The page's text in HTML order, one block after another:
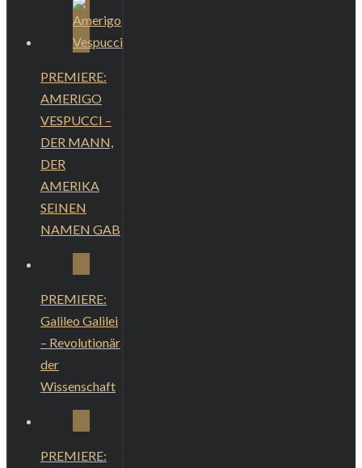
PREMIERE:
AMERIGO
VESPUCCI –
DER MANN,
DER
AMERIKA
SEINEN
NAMEN GAB
PREMIERE:
Galileo Galilei
– Revolutionär
der
Wissenschaft
PREMIERE: